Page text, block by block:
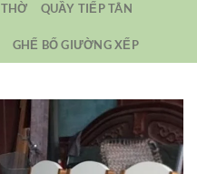
QUẦY TIẾP TÂN
GHẾ BỐ GIƯỜNG XẾP